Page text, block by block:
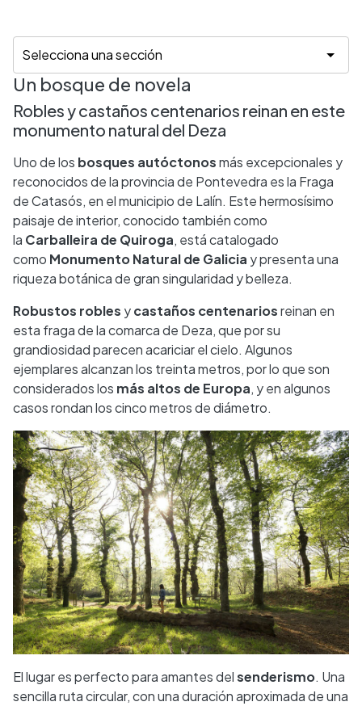
Un bosque de novela
Robles y castaños centenarios reinan en este
monumento natural del Deza
Uno de los bosques autóctonosmás excepcionales y
reconocidos de la provincia de Pontevedra es la Fraga
de Catasós, en el municipio de Lalín. Este hermosísimo
paisaje de interior, conocido también como
la Carballeira de Quiroga, está catalogado
como Monumento Naturalde Galicia ypresenta una
riqueza botánica de gran singularidad y belleza.
Robustos robles ycastaños centenariosreinan en
esta fragade la comarca de Deza, que por su
grandiosidad parecen acariciar el cielo. Algunos
ejemplares alcanzan los treinta metros, por lo que son
considerados los más altos de Europa, y en algunos
casos rondan los cinco metros de diámetro.
El lugar es perfecto para amantes delsenderismo. Una
sencilla ruta circular, con una duración aproximada de una